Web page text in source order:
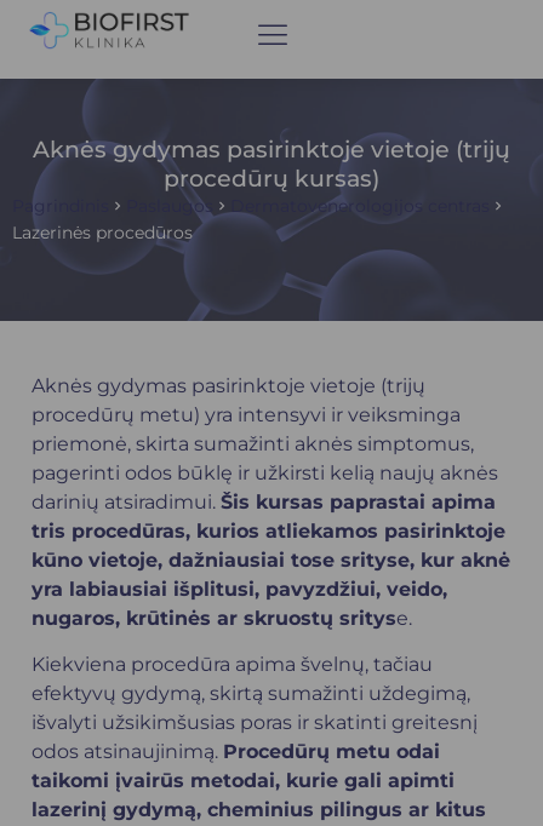
Aknės gydymas pasirinktoje vietoje (trijų
procedūrų kursas)
Pagrindinis Paslaugos
Dermatovenerologijos centras
Lazerinės procedūros
Aknės gydymas pasirinktoje vietoje (trijų
procedūrų metu) yra intensyvi ir veiksminga
priemonė, skirta sumažinti aknės simptomus,
pagerinti odos būklę ir užkirsti kelią naujų aknės
darinių atsiradimui. Šis kursas paprastai apima
tris procedūras, kurios atliekamos pasirinktoje
kūno vietoje, dažniausiai tose srityse, kur aknė
yra labiausiai išplitusi, pavyzdžiui, veido,
nugaros, krūtinės ar skruostų srityse.
Kiekviena procedūra apima švelnų, tačiau
efektyvų gydymą, skirtą sumažinti uždegimą,
išvalyti užsikimšusias poras ir skatinti greitesnį
odos atsinaujinimą. Procedūrų metu odai
taikomi įvairūs metodai, kurie gali apimti
lazerinį gydymą, cheminius pilingus ar kitus